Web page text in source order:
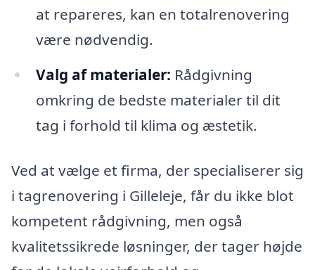
at repareres, kan en totalrenovering
være nødvendig.
Valg af materialer: Rådgivning
omkring de bedste materialer til dit
tag i forhold til klima og æstetik.
Ved at vælge et firma, der specialiserer sig
i tagrenovering i Gilleleje, får du ikke blot
kompetent rådgivning, men også
kvalitetssikrede løsninger, der tager højde